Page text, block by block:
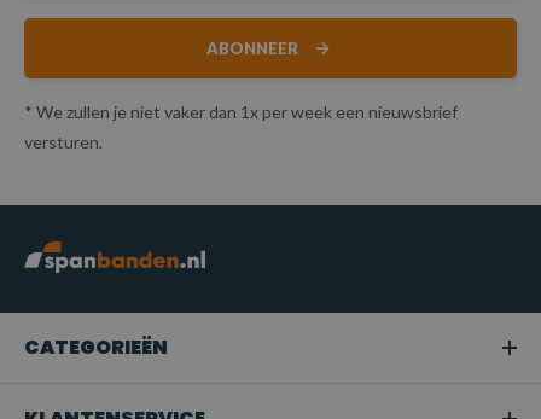
ABONNEER
* We zullen je niet vaker dan 1x per week een nieuwsbrief
versturen.
CATEGORIEËN